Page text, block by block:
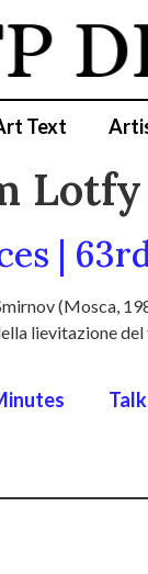
Text
Lotfy
|
(Mosca,
lievitazione